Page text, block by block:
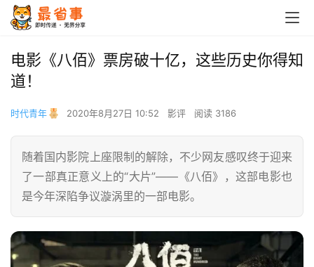
电影《八佰》票房破十亿，这些历史你得知
道！
时代青年 2020年8月27日 10:52 影评 阅读 3186
随着国内影院上座限制的解除，不少网友感叹终于迎来
了一部真正意义上的“大片”——《八佰》，这部电影也
是今年深陷争议漩涡里的一部电影。